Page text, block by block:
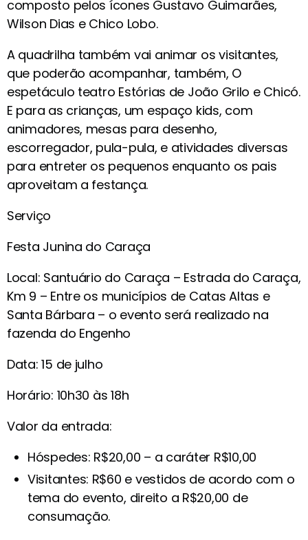
composto pelos ícones Gustavo Guimarães,
Wilson Dias e Chico Lobo.
A quadrilha também vai animar os visitantes,
que poderão acompanhar, também, O
espetáculo teatro Estórias de João Grilo e Chicó.
E para as crianças, um espaço kids, com
animadores, mesas para desenho,
escorregador, pula-pula, e atividades diversas
para entreter os pequenos enquanto os pais
aproveitam a festança.
Serviço
Festa Junina do Caraça
Local: Santuário do Caraça – Estrada do Caraça,
Km 9 – Entre os municípios de Catas Altas e
Santa Bárbara – o evento será realizado na
fazenda do Engenho
Data: 15 de julho
Horário: 10h30 às 18h
Valor da entrada:
Hóspedes: R$20,00 – a caráter R$10,00
Visitantes: R$60 e vestidos de acordo com o
tema do evento, direito a R$20,00 de
consumação.